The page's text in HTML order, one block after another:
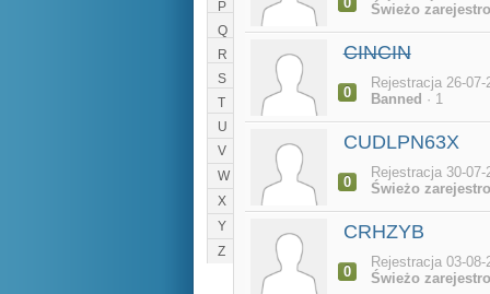
P
Q
R
S
T
U
V
W
X
Y
Z
Świeżo
CINCIN
0
Rejestracja 26-
Banned · 1
CUDLPN63X
0
Rejestracja 30-
Świeżo
CRHZYB
0
Rejestracja 03-
Świeżo